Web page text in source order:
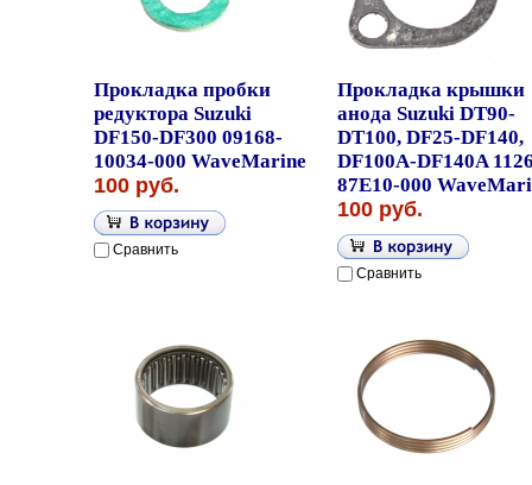
Прокладка пробки
редуктора Suzuki
DF150-DF300 09168-
10034-000 WaveMarine
100 руб.
Сравнить
Прокладка крышки
анода Suzuki DT90-
DT100, DF25-DF140,
DF100A-DF140A
87E10-000
100 руб.
Сравнить